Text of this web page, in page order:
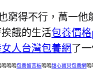
得不行，萬一他
餓的生活包養價
人台灣包養網了
嗚嗚嗚包養留言板嗚嗚甜心寶貝包養網嗚